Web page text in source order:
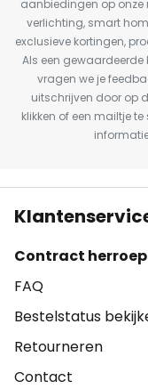
aanbiedingen op onze
verlichting, smart
exclusieve kortingen,
Als een
vragen we je
uitschrijven door op
klikken of een mailtje
Contract
FAQ
Bestelstatus
Retourneren
Contact